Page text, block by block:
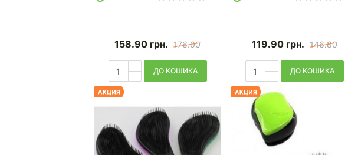
158.90 грн. 176.00
ДО КОШИКА
119.90 грн. 146.80
ДО КОШИКА